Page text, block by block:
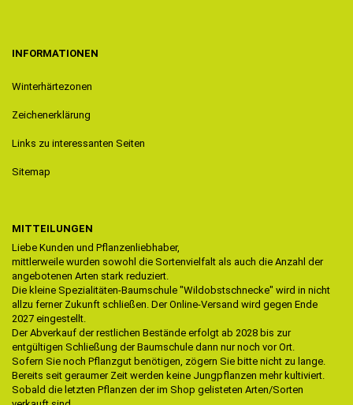
INFORMATIONEN
Winterhärtezonen
Zeichenerklärung
Links zu interessanten Seiten
Sitemap
MITTEILUNGEN
Liebe Kunden und Pflanzenliebhaber,
mittlerweile wurden sowohl die Sortenvielfalt als auch die Anzahl der
angebotenen Arten stark reduziert.
Die kleine Spezialitäten-Baumschule "Wildobstschnecke" wird in nicht
allzu ferner Zukunft schließen. Der Online-Versand wird gegen Ende
2027 eingestellt.
Der Abverkauf der restlichen Bestände erfolgt ab 2028 bis zur
entgültigen Schließung der Baumschule dann nur noch vor Ort.
Sofern Sie noch Pflanzgut benötigen, zögern Sie bitte nicht zu lange.
Bereits seit geraumer Zeit werden keine Jungpflanzen mehr kultiviert.
Sobald die letzten Pflanzen der im Shop gelisteten Arten/Sorten